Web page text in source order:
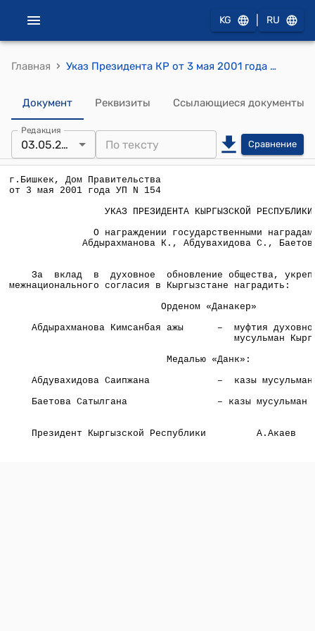
KG RU
Главная › Указ Президента КР от 3 мая 2001 года УП №154 " О награждении государственными наградами Абдырахманова К., Абдувахидова С., Баетова С."
Документ Реквизиты Ссылающиеся документы
Редакция
03.05.2001 Сравнение